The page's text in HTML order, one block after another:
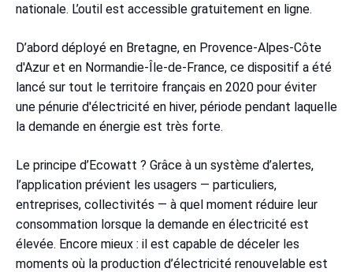
nationale. L’outil est accessible gratuitement en ligne.
D’abord déployé en Bretagne, en Provence-Alpes-Côte
d'Azur et en Normandie-Île-de-France, ce dispositif a été
lancé sur tout le territoire français en 2020 pour éviter
une pénurie d'électricité en hiver, période pendant laquelle
la demande en énergie est très forte.
Le principe d’Ecowatt ? Grâce à un système d’alertes,
l’application prévient les usagers — particuliers,
entreprises, collectivités — à quel moment réduire leur
consommation lorsque la demande en électricité est
élevée. Encore mieux : il est capable de déceler les
moments où la production d’électricité renouvelable est